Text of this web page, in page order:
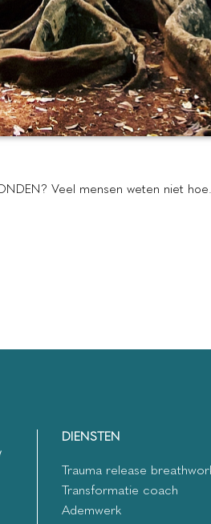
Veel mensen weten niet
DIENSTEN
Trauma release
Transformatie coach
Ademwerk